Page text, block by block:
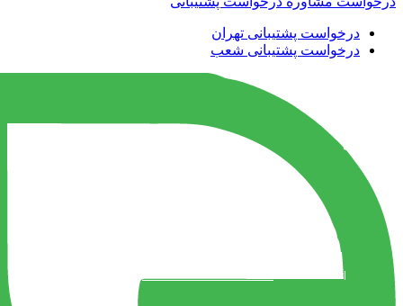
درخواست پشتیبانی تهران
درخواست پشتیبانی شعب